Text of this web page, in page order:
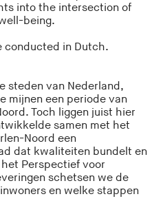
into the intersection of
being.
conducted in Dutch.
steden van Nederland,
mijnen een periode van
Toch liggen juist hier
samen met het
Noord een
dat kwaliteiten bundelt en
Perspectief voor
schetsen we de
en welke stappen